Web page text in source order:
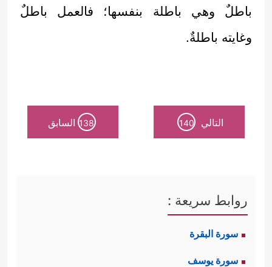
باطلٌ وهي باطلة بنفسها؛ فالعمل باطلٌ
وغايته باطلةٌ.
التالي 140
138 السابق
روابط سريعة :
سورة البقرة
سورة يوسف